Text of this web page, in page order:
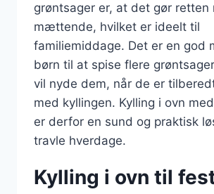
grøntsager er, at det gør retten
mættende, hvilket er ideelt til
familiemiddage. Det er en god
børn til at spise flere
vil nyde dem, når de er
med kyllingen. Kylling i ovn
er derfor en sund og praktisk
travle hverdage.
Kylling i ovn til